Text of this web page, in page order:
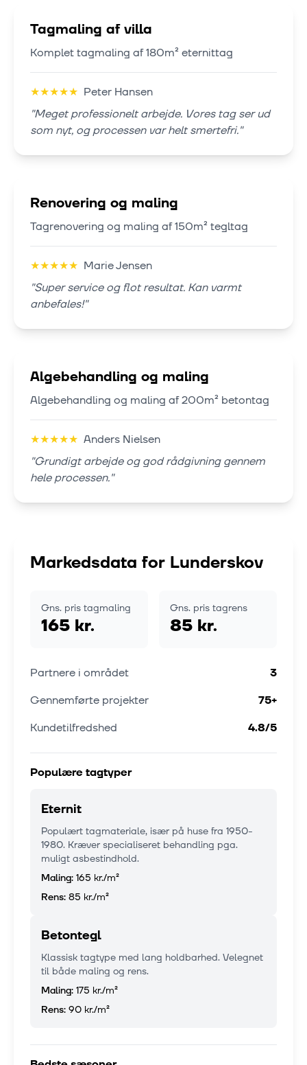
Tagmaling af villa
Komplet tagmaling af 180m² eternittag
★★★★★ Peter Hansen
"Meget professionelt arbejde. Vores tag ser ud
som nyt, og processen var helt smertefri."
Renovering og maling
Tagrenovering og maling af 150m² tegltag
★★★★★ Marie Jensen
"Super service og flot resultat. Kan varmt
anbefales!"
Algebehandling og maling
Algebehandling og maling af 200m² betontag
★★★★★ Anders Nielsen
"Grundigt arbejde og god rådgivning gennem
hele processen."
Markedsdata for Lunderskov
Gns. pris tagmaling
165 kr.
Gns. pris tagrens
85 kr.
Partnere i området
3
Gennemførte projekter
75+
Kundetilfredshed
4.8/5
Populære tagtyper
Eternit
Populært tagmateriale, især på huse fra 1950-
1980. Kræver specialiseret behandling pga.
muligt asbestindhold.
Maling: 165 kr./m²
Rens: 85 kr./m²
Betontegl
Klassisk tagtype med lang holdbarhed. Velegnet
til både maling og rens.
Maling: 175 kr./m²
Rens: 90 kr./m²